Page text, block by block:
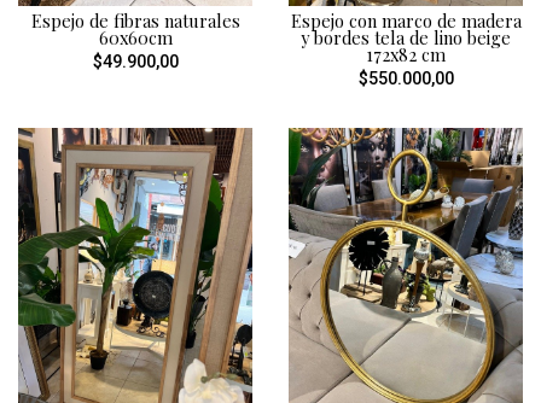
Espejo de fibras naturales
60x60cm
$49.900,00
Espejo con marco de madera
y bordes tela de lino beige
172x82 cm
$550.000,00